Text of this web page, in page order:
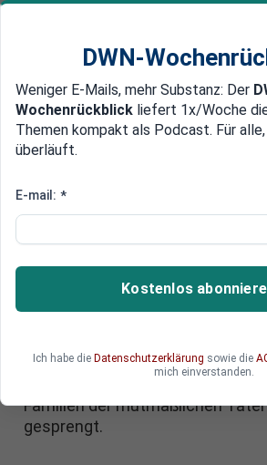
Newsticker MEIN DWN:
Edelmetalle DWN-Magazin
Auge um Auge
Nach Tod der
Israel bombardiert
In der Nacht zum Dienstag hat
Verbindung zu den drei kürzlich
Familien der mutmaßlichen
gesprengt.
DWN-
Weniger E-Mails, mehr Substanz: Der
Wochenrückblick liefert 1x/Woche
Themen kompakt als Podcast. Für
überläuft.
E-mail: *
Kostenlos
Ich habe die Datenschutzerklärung sowie die
mich einverstanden.